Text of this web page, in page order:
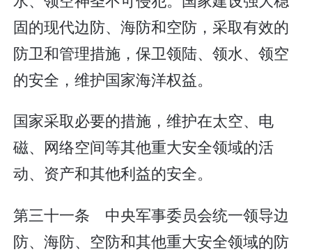
固的现代边防、海防和空防，采取有效的
防卫和管理措施，保卫领陆、领水、领空
的安全，维护国家海洋权益。
国家采取必要的措施，维护在太空、电
磁、网络空间等其他重大安全领域的活
动、资产和其他利益的安全。
第三十一条 中央军事委员会统一领导边
防、海防、空防和其他重大安全领域的防